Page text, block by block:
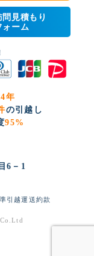
問見積もり
ォーム
年
の引越し
95%
6－1
引越運送約款